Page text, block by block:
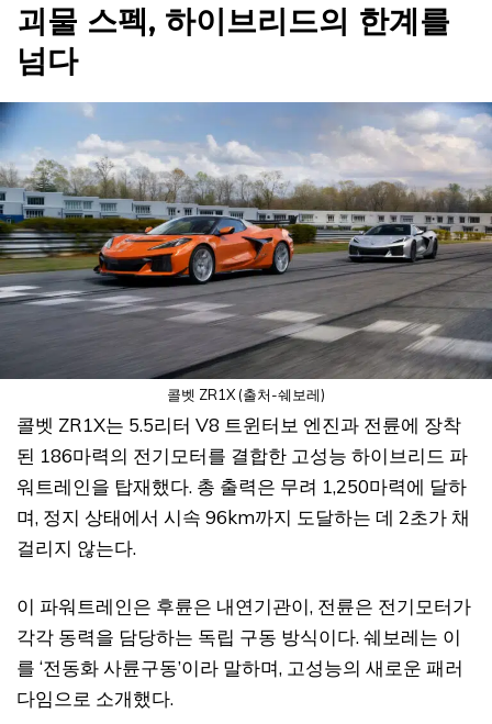
괴물 스펙, 하이브리드의 한계를
넘다
콜벳 ZR1X (출처-쉐보레)
콜벳 ZR1X는 5.5리터 V8 트윈터보 엔진과 전륜에 장착
된 186마력의 전기모터를 결합한 고성능 하이브리드 파
워트레인을 탑재했다. 총 출력은 무려 1,250마력에 달하
며, 정지 상태에서 시속 96km까지 도달하는 데 2초가 채
걸리지 않는다.
이 파워트레인은 후륜은 내연기관이, 전륜은 전기모터가
각각 동력을 담당하는 독립 구동 방식이다. 쉐보레는 이
를 ‘전동화 사륜구동’이라 말하며, 고성능의 새로운 패러
다임으로 소개했다.